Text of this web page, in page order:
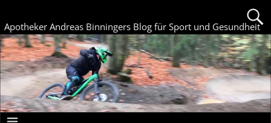
Apotheker Andreas Binningers Blog für Sport und Gesundheit